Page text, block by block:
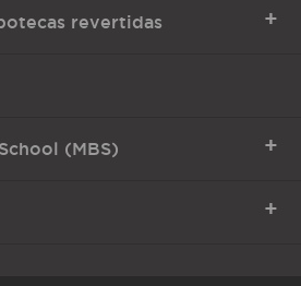
revertidas +
(MBS) +
+